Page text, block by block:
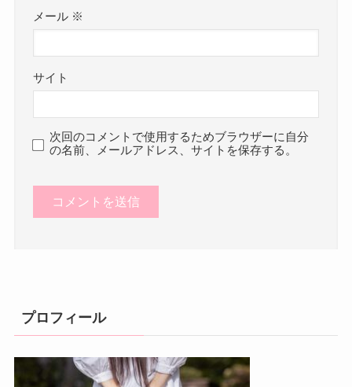
メール ※
サイト
次回のコメントで使用するためブラウザーに自分
の名前、メールアドレス、サイトを保存する。
プロフィール